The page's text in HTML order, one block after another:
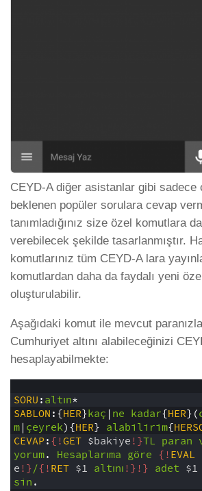
CEYD-A diğer asistanlar gibi sadece
beklenen popüler sorulara cevap
tanımladığınız size özel komutlara
verebilecek şekilde tasarlanmıştır.
komutlarınız tüm CEYD-A lara
komutlardan daha da faydalı yeni
oluşturulabilir.
Aşağıdaki komut ile mevcut
Cumhuriyet altını alabileceğinizi
hesaplayabilmekte:
SORU:altın*
SABLON:{HER}kaç | ne kadar{HER}(
m| çeyrek){HER} alabilirim{
CEVAP:{!GET $bakiye!}TL paran
yorum. Hesaplarıma göre {!EVAL
e!}/{!RET $1 altını!}!} adet $1
sin.